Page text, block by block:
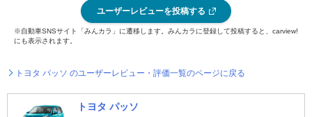
ユーザーレビューを投稿する
※自動車SNSサイト「みんカラ」に遷移します。みんカラに登録して投稿すると、carview!
にも表示されます。
トヨタ パッソ のユーザーレビュー・評価一覧のページに戻る
トヨタ パッソ